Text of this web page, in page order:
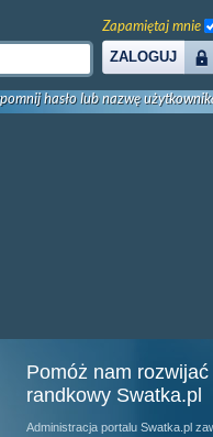
ZALOGUJ
Zapamiętaj mnie
hasło lub nazwę
Pomóż nam
randkowy Swatka.pl
Administracja portalu Swatka.pl